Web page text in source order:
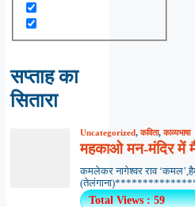
सप्ताह का
सितारा
Uncategorized,कविता,काव्यभाषा
महकाओ मन-मंदिर में
कमलेकर नागेश्वर राव
Total Views : 59